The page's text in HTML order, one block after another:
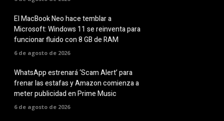
El MacBook Neo hace temblar a
Microsoft: Windows 11 se reinventa para
funcionar fluido con 8 GB de RAM
6 de agosto de 2026
WhatsApp estrenará ‘Scam Alert’ para
frenar las estafas y Amazon comienza a
meter publicidad en Prime Music
6 de agosto de 2026